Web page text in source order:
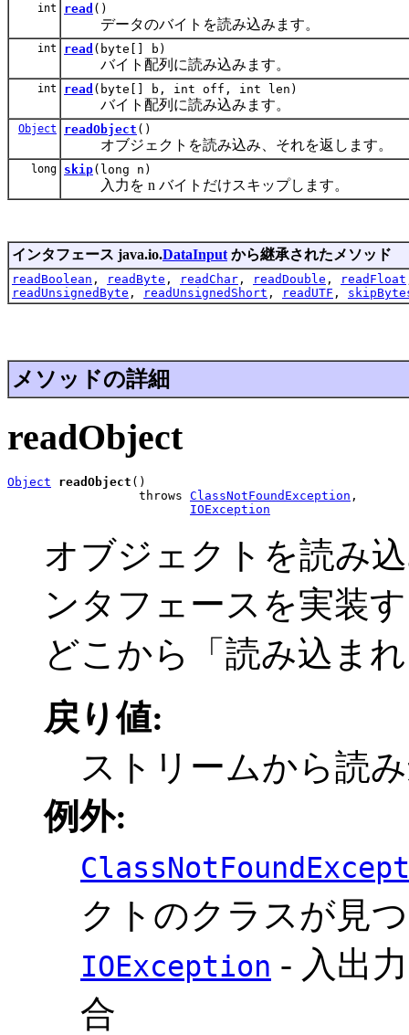
int read ()
データのバイトを読み込みます。
int read (byte[] b)
バイト配列に読み込みます。
int read (byte[] b, int off, int len)
バイト配列に読み込みます。
Object readObject ()
オブジェクトを読み込み、それを返します。
long skip(long n)
入力を n バイトだけスキップします。
インタフェース java.io.DataInput から継承されたメソッド
readBoolean , readByte , readChar , readDouble , readFloat
readUnsignedByte , readUnsignedShort , readUTF ,
メソッドの詳細
readObject
Object readObject ()
                  throws
ClassNotFoundException ,
IOException
オブジェクトを読み
ンタフェースを実装
どこから「読み込ま
戻り値:
ストリームから読
例外:
クトのクラスが見
IOException - 入出
合